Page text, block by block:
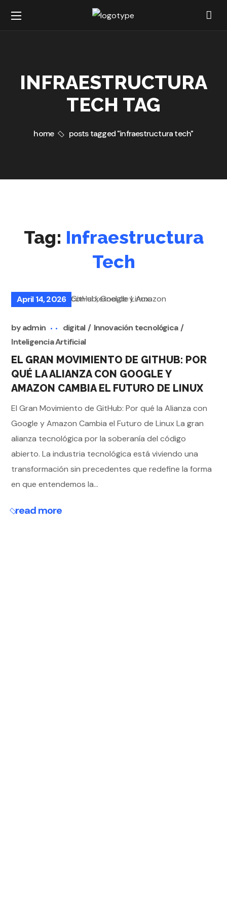
INFRAESTRUCTURA
TECH TAG
home posts tagged "infraestructura tech"
Tag: Infraestructura
Tech
April 14, 2026
byadmin digital
Innovación tecnológica
Inteligencia Artificial
EL GRAN MOVIMIENTO DE GITHUB: POR
QUÉ LA ALIANZA CON GOOGLE Y
AMAZON CAMBIA EL FUTURO DE LINUX
El Gran Movimiento de GitHub: Por qué la Alianza con
Google y Amazon Cambia el Futuro de Linux La gran
alianza tecnológica por la soberanía del código
abierto. La industria tecnológica está viviendo una
transformación sin precedentes que redefine la forma
en que entendemos la...
read more